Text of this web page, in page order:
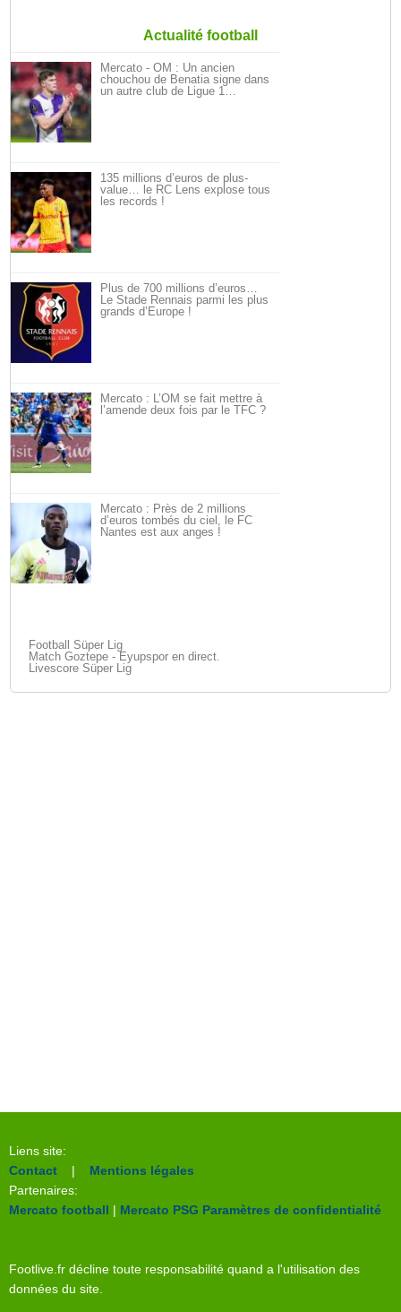
Actualité football
Mercato - OM : Un ancien
chouchou de Benatia signe dans
un autre club de Ligue 1…
135 millions d’euros de plus-
value… le RC Lens explose tous
les records !
Plus de 700 millions d’euros…
Le Stade Rennais parmi les plus
grands d’Europe !
Mercato : L’OM se fait mettre à
l’amende deux fois par le TFC ?
Mercato : Près de 2 millions
d’euros tombés du ciel, le FC
Nantes est aux anges !
Football Süper Lig
Match Goztepe - Eyupspor en direct.
Livescore Süper Lig
Liens site:
Contact | Mentions légales
Partenaires:
Mercato football | Mercato PSG Paramètres de confidentialité
Footlive.fr décline toute responsabilité quand a l'utilisation des
données du site.